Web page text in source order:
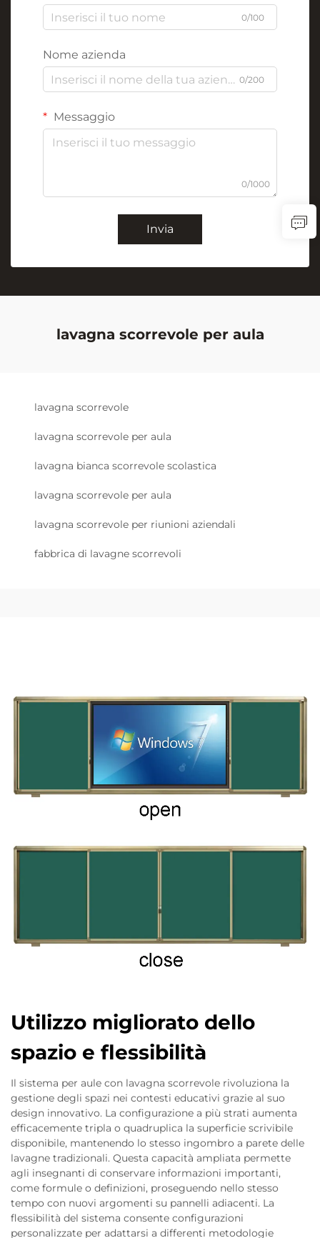
0/100
Nome azienda
0/200
Messaggio
0/1000
Invia
lavagna scorrevole per aula
lavagna scorrevole
lavagna scorrevole per aula
lavagna bianca scorrevole scolastica
lavagna scorrevole per aula
lavagna scorrevole per riunioni aziendali
fabbrica di lavagne scorrevoli
Utilizzo migliorato dello
spazio e flessibilità
Il sistema per aule con lavagna scorrevole rivoluziona la
gestione degli spazi nei contesti educativi grazie al suo
design innovativo. La configurazione a più strati aumenta
efficacemente tripla o quadruplica la superficie scrivibile
disponibile, mantenendo lo stesso ingombro a parete delle
lavagne tradizionali. Questa capacità ampliata permette
agli insegnanti di conservare informazioni importanti,
come formule o definizioni, proseguendo nello stesso
tempo con nuovi argomenti su pannelli adiacenti. La
flessibilità del sistema consente configurazioni
personalizzate per adattarsi a differenti metodologie